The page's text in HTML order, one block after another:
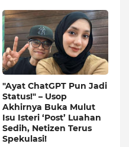
"Ayat ChatGPT Pun Jadi
Status!" – Usop
Akhirnya Buka Mulut
Isu Isteri ‘Post’ Luahan
Sedih, Netizen Terus
Spekulasi!